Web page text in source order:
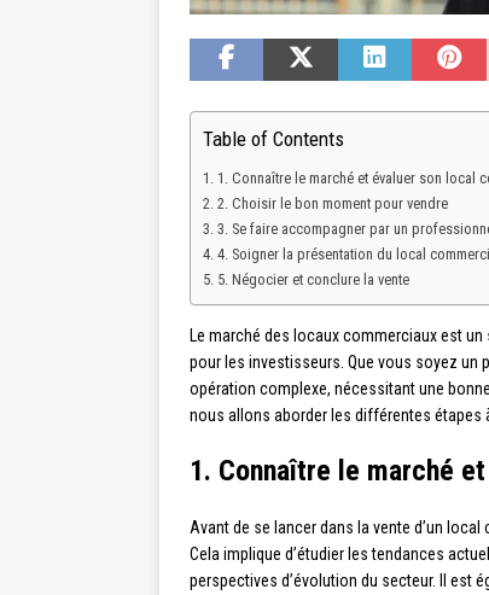
Table of Contents
1. Connaître le marché et évaluer son local
2. Choisir le bon moment pour vendre
3. Se faire accompagner par un
4. Soigner la présentation du local
5. Négocier et conclure la vente
Le marché des locaux commerciaux est
pour les investisseurs. Que vous soyez un
opération complexe, nécessitant une
nous allons aborder les différentes étapes
1. Connaître le marché
Avant de se lancer dans la vente d’un
Cela implique d’étudier les tendances
perspectives d’évolution du secteur. Il est